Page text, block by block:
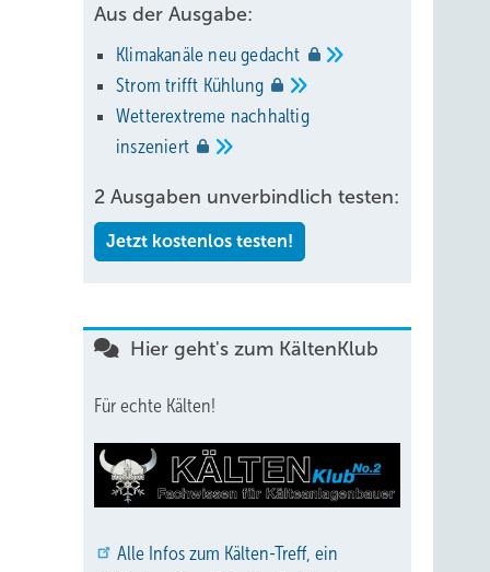
Aus der Ausgabe:
Klimakanäle neugedacht
Strom trifft Kühlung
Wetterextreme nachhaltig
inszeniert
2 Ausgaben unverbindlich testen:
Jetzt kostenlos testen!
Hier geht's zum KältenKlub
Für echte Kälten!
Alle Infos zum Kälten-Treff, ein